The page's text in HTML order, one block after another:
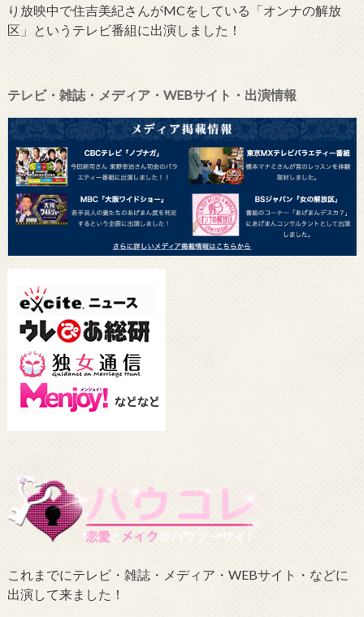
り放映中で住吉美紀さんがMCをしている「オンナの解放
区」というテレビ番組に出演しました！
テレビ・雑誌・メディア・WEBサイト・出演情報
これまでにテレビ・雑誌・メディア・WEBサイト・などに
出演して来ました！